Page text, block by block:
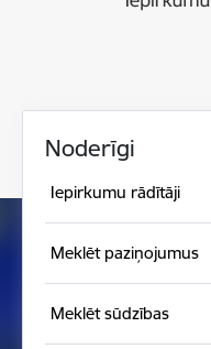
Noderīgi
Iepirkumu rādītāji
Meklēt paziņojumus
Meklēt sūdzības